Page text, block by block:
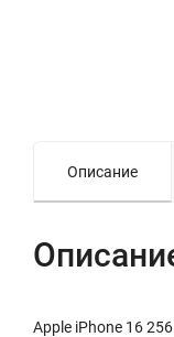
Описание
Apple iPhone 16